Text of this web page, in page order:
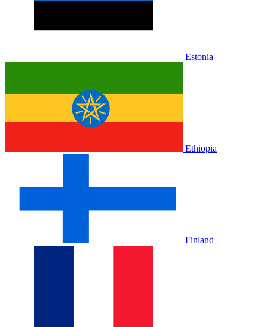
Estonia
Ethiopia
Finland